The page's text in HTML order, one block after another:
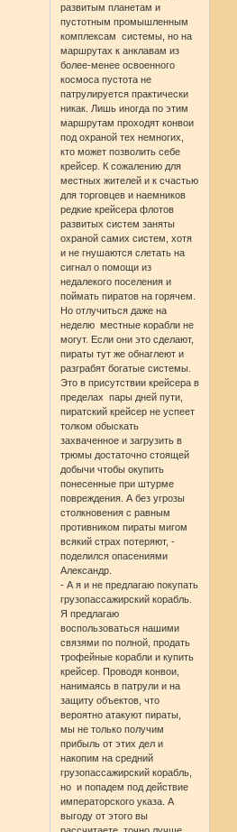
развитым планетам и
пустотным промышленным
комплексам системы, но на
маршрутах к анклавам из
более-менее освоенного
космоса пустота не
патрулируется практически
никак. Лишь иногда по этим
маршрутам проходят конвои
под охраной тех немногих,
кто может позволить себе
крейсер. К сожалению для
местных жителей и к счастью
для торговцев и наемников
редкие крейсера флотов
развитых систем заняты
охраной самих систем, хотя
и не гнушаются слетать на
сигнал о помощи из
недалекого поселения и
поймать пиратов на горячем.
Но отлучиться даже на
неделю местные корабли не
могут. Если они это сделают,
пираты тут же обнаглеют и
разграбят богатые системы.
Это в присутствии крейсера в
пределах пары дней пути,
пиратский крейсер не успеет
толком обыскать
захваченное и загрузить в
трюмы достаточно стоящей
добычи чтобы окупить
понесенные при штурме
повреждения. А без угрозы
столкновения с равным
противником пираты мигом
всякий страх потеряют, -
поделился опасениями
Александр.
- А я и не предлагаю покупать
грузопассажирский корабль.
Я предлагаю
воспользоваться нашими
связями по полной, продать
трофейные корабли и купить
крейсер. Проводя конвои,
нанимаясь в патрули и на
защиту объектов, что
вероятно атакуют пираты,
мы не только получим
прибыль от этих дел и
накопим на средний
грузопассажирский корабль,
но и попадем под действие
императорского указа. А
выгоду от этого вы